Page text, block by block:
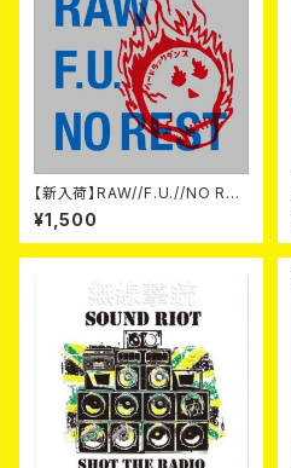
【新入荷】RAW//F.U.//NO RES
T / 3way split EP ハード ラッ
ク ダンス (CD)
¥1,500